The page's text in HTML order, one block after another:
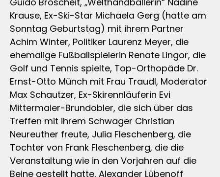
Krause, Ex-Ski-Star Michaela Gerg (hatte am
Sonntag Geburtstag) mit ihrem Partner
Achim Winter, Politiker Laurenz Meyer, die
ehemalige Fußballspielerin Renate Lingor, die
Golf und Tennis spielte, Top-Orthopäde Dr.
Ernst-Otto Münch mit Frau Traudl, Moderator
Max Schautzer, Ex-Skirennläuferin Evi
Mittermaier-Brundobler, die sich über das
Treffen mit ihrem Schwager Christian
Neureuther freute, Julia Fleschenberg, die
Tochter von Frank Fleschenberg, die die
Veranstaltung wie in den Vorjahren auf die
Beine gestellt hatte, Alexander Lübenoff